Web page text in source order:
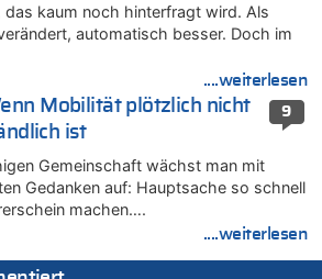
– Untersuchung von Vias
Kein Raser zu
zwei von drei Autofahrern das
Zonen – Untersuchung von Vias
Experten? zu
zwei von drei Autofahrern das
– Untersuchung von Vias
JoKrings zu
diesem Sommer ist jetzt amtlich
zwei von drei Autofahrern das
das kaum noch hinterfragt wird. Als
automatisch besser. Doch im
....weiterlesen
9
Mobilität plötzlich nicht
ist
Gemeinschaft wächst man mit
Gedanken auf: Hauptsache so schnell
machen….
....weiterlesen